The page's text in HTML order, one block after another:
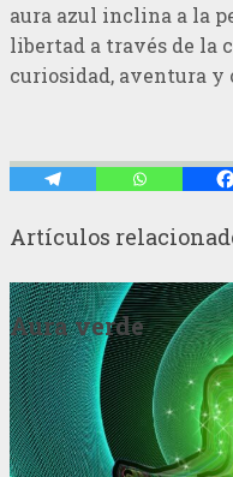
aura azul inclina a la
libertad a través de la
curiosidad, aventura
Artículos
Aura verde